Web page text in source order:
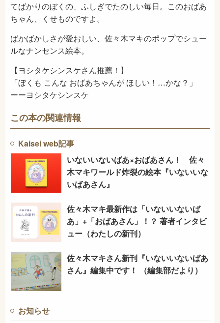
てばかりのぼくの、ふしぎでたのしい毎日。このおばあ
ちゃん、くせものですよ。
ばかばかしさが愛おしい、佐々木マキのポップでシュー
ルなナンセンス絵本。
【ヨシタケシンスケさん推薦！】
「ぼくも こんな おばあちゃんが ほしい！…かな？」
ーーヨシタケシンスケ
この本の関連情報
Kaisei web記事
いないいないばあ×おばあさん！ 佐々
木マキワールド炸裂の絵本『いないいな
いばあさん』
佐々木マキ最新作は「いないいないば
あ」+「おばあさん」！？ 著者インタビ
ュー（わたしの新刊）
佐々木マキさん新刊『いないいないばあ
さん』編集中です！ （編集部だより）
お知らせ